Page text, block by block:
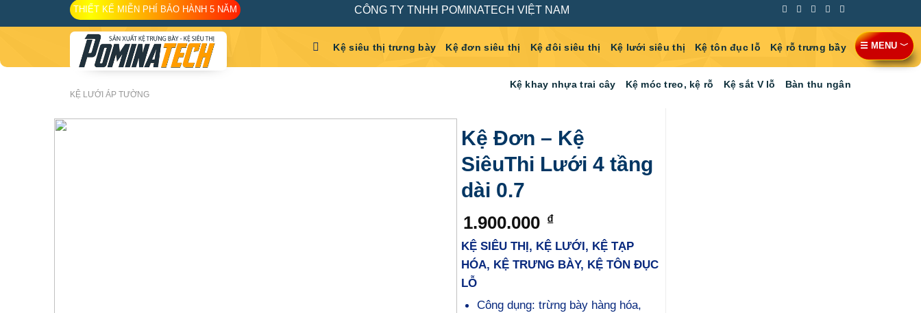
to
THIẾT KẾ MIỄN PHÍ BẢO HÀNH 5 NĂM CÔNG TY TNHH POMINATECH VIỆT NAM
Kệ siêu thị trưng bày Kệ đơn siêu thị Kệ đôi siêu thị Kệ lưới siêu thị Kệ tôn đục lỗ Kệ rỗ trưng bầy
Kệ khay nhựa trai cây Kệ móc treo, kệ rỗ Kệ sắt V lỗ Bàn thu ngân
KỆ LƯỚI ÁP TƯỜNG
Kệ Đơn – Kệ
SiêuThi Lưới 4 tầng
dài 0.7
1.900.000 ₫
KỆ SIÊU THỊ, KỆ LƯỚI, KỆ TẠP
HÓA, KỆ TRƯNG BÀY, KỆ TÔN ĐỤC
LỖ
Công dụng: trừng bày hàng hóa,
☰ MENU ﹀